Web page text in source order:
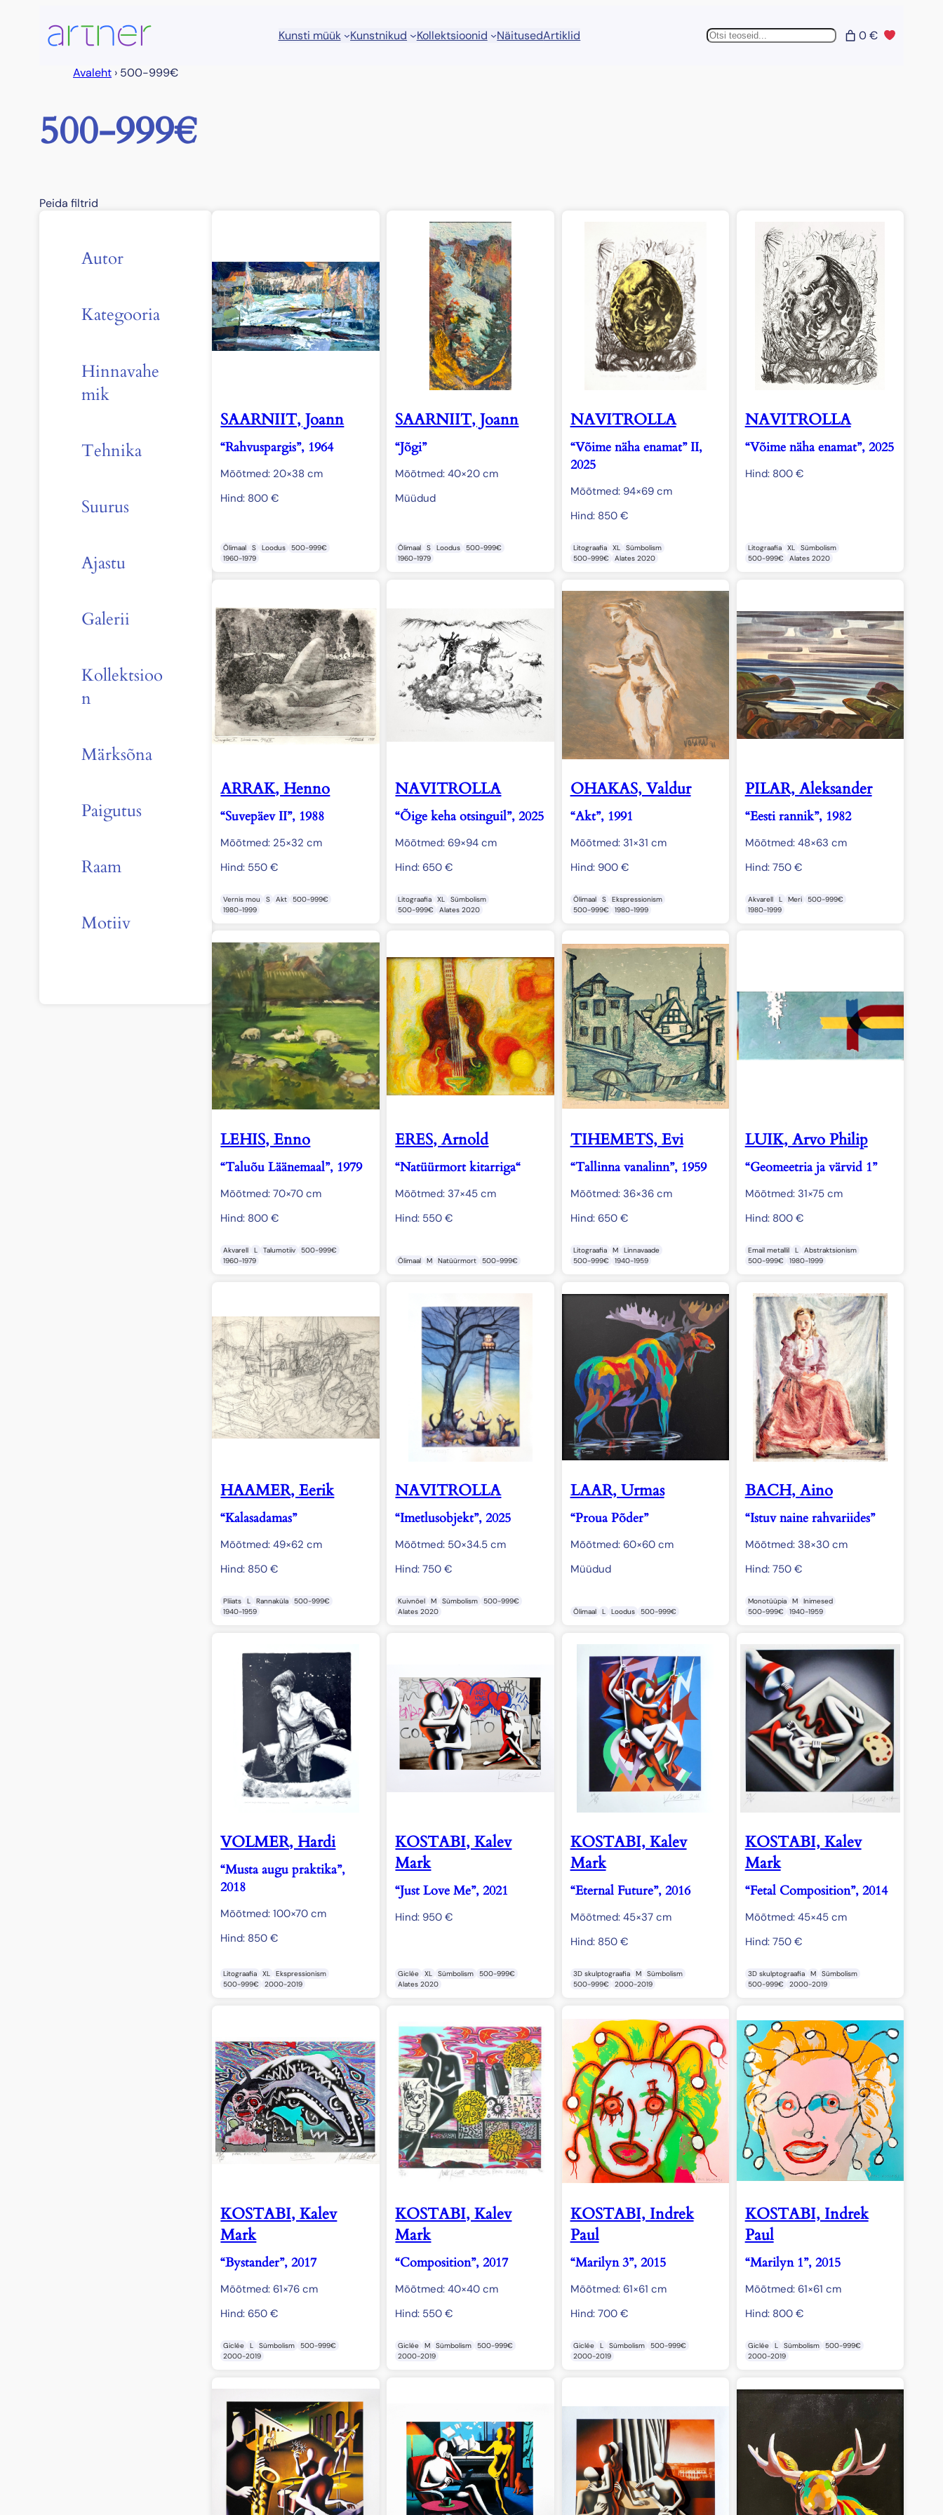
Kunsti müük Kunstnikud Kollektsioonid NäitusedArtiklid Otsing 0 €
Avaleht › 500-999€
500-999€
Peida filtrid
Autor
Kategooria
Hinnavahe
mik
Tehnika
Suurus
Ajastu
Galerii
Kollektsioo
n
Märksõna
Paigutus
Raam
Motiiv
SAARNIIT, Joann
“Rahvuspargis”, 1964
Mõõtmed: 20×38 cm
Hind: 800€
Õlimaal S Loodus
500-999€
1960-1979
SAARNIIT, Joann
“Jõgi”
Mõõtmed: 40×20 cm
Müüdud
Õlimaal S Loodus
500-999€
1960-1979
NAVITROLLA
“Võime näha enamat” II,
2025
Mõõtmed: 94×69 cm
Hind: 850 €
Litograafia XL
Sümbolism
500-999€
Alates 2020
NAVITROLLA
“Võime näha enamat”, 2025
Hind: 800 €
Litograafia XL
Sümbolism
500-999€
Alates 2020
ARRAK, Henno
“Suvepäev II”, 1988
Mõõtmed: 25×32 cm
Hind: 550€
Vernis mou S Akt
500-999€
1980-1999
NAVITROLLA
“Õige keha otsinguil”, 2025
Mõõtmed: 69×94 cm
Hind:650€
Litograafia XL
Sümbolism
500-999€
Alates 2020
OHAKAS, Valdur
“Akt”, 1991
Mõõtmed: 31×31 cm
Hind: 900 €
Õlimaal S
Ekspressionism
500-999€
1980-1999
PILAR, Aleksander
“Eesti rannik”, 1982
Mõõtmed: 48×63 cm
Hind: 750 €
Akvarell L Meri
500-999€
1980-1999
LEHIS, Enno
“Taluõu Läänemaal”, 1979
Mõõtmed: 70×70 cm
Hind: 800€
Akvarell L Talumotiiv
500-999€
1960-1979
ERES, Arnold
“Natüürmort kitarriga“
Mõõtmed: 37×45 cm
Hind: 550€
Õlimaal M Natüürmort 500-999€
TIHEMETS, Evi
“Tallinna vanalinn”, 1959
Mõõtmed: 36×36 cm
Hind: 650 €
Litograafia M
Linnavaade
500-999€
1940-1959
LUIK, Arvo Philip
“Geomeetria ja värvid 1”
Mõõtmed: 31×75 cm
Hind: 800 €
Email metallil L
Abstraktsionism
500-999€
1980-1999
HAAMER, Eerik
“Kalasadamas”
Mõõtmed: 49×62 cm
Hind: 850€
Pliiats L Rannaküla
500-999€
1940-1959
NAVITROLLA
“Imetlusobjekt”, 2025
Mõõtmed: 50×34.5 cm
Hind:750€
Kuivnõel M Sümbolism
500-999€
Alates 2020
LAAR, Urmas
“Proua Põder”
Mõõtmed: 60×60 cm
Müüdud
Õlimaal L Loodus 500-999€
BACH, Aino
“Istuv naine rahvariides”
Mõõtmed: 38×30 cm
Hind: 750 €
Monotüüpia M
Inimesed
500-999€
1940-1959
VOLMER, Hardi
“Musta augu praktika”,
2018
Mõõtmed: 100×70 cm
Hind: 850€
Litograafia XL
Ekspressionism
500-999€
2000-2019
KOSTABI, Kalev
Mark
“Just Love Me”, 2021
Hind: 950€
Giclée XL Sümbolism
500-999€
Alates 2020
KOSTABI, Kalev
Mark
“Eternal Future”, 2016
Mõõtmed: 45×37 cm
Hind: 850 €
3D skulptograafia M
Sümbolism
500-999€
2000-2019
KOSTABI, Kalev
Mark
“Fetal Composition”, 2014
Mõõtmed: 45×45 cm
Hind: 750 €
3D skulptograafia M
Sümbolism
500-999€
2000-2019
KOSTABI, Kalev
Mark
“Bystander”, 2017
Mõõtmed: 61×76 cm
Hind:650€
Giclée L Sümbolism
500-999€
2000-2019
KOSTABI, Kalev
Mark
“Composition”, 2017
Mõõtmed: 40×40 cm
Hind: 550€
Giclée M Sümbolism
500-999€
2000-2019
KOSTABI, Indrek
Paul
“Marilyn 3”, 2015
Mõõtmed: 61×61 cm
Hind: 700 €
Giclée L Sümbolism
500-999€
2000-2019
KOSTABI, Indrek
Paul
“Marilyn 1”, 2015
Mõõtmed: 61×61 cm
Hind: 800 €
Giclée L Sümbolism
500-999€
2000-2019